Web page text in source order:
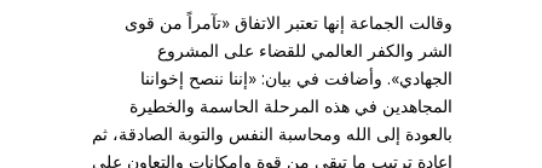
وقالت الجماعة إنها تعتبر الاتفاق «تآمراً من قوى
الشر والكفر العالمي للقضاء على المشروع
الجهادي». وأضافت في بيان: «إننا ننصح إخواننا
المجاهدين في هذه المرحلة الحاسمة والخطيرة
بالعودة إلى الله ومحاسبة النفس والتوبة الصادقة، ثم
إعادة ترتيب ما تبقى من قوة وإمكانات والتعاون على